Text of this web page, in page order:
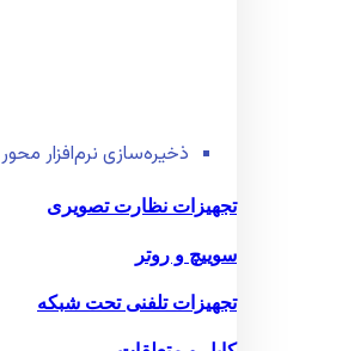
ذخیره‌سازی نرم‌افزار محور Ceph
تجهیزات نظارت تصویری
سوییچ و روتر
تجهیزات تلفنی تحت شبکه